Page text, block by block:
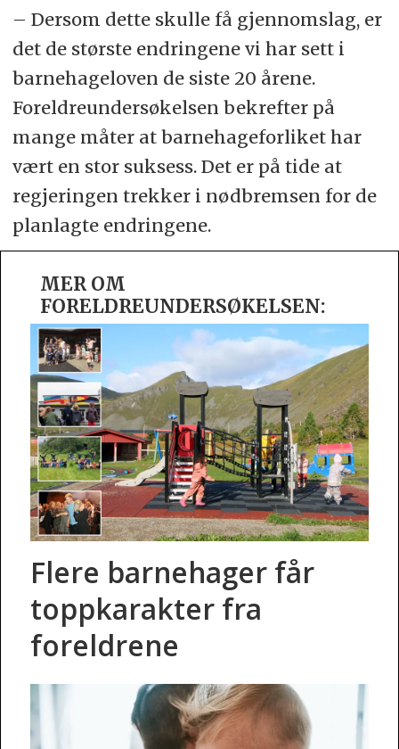
– Dersom dette skulle få gjennomslag, er
det de største endringene vi har sett i
barnehageloven de siste 20 årene.
Foreldreundersøkelsen bekrefter på
mange måter at barnehageforliket har
vært en stor suksess. Det er på tide at
regjeringen trekker i nødbremsen for de
planlagte endringene.
MER OM
FORELDREUNDERSØKELSEN:
Flere barnehager får
toppkarakter fra
foreldrene